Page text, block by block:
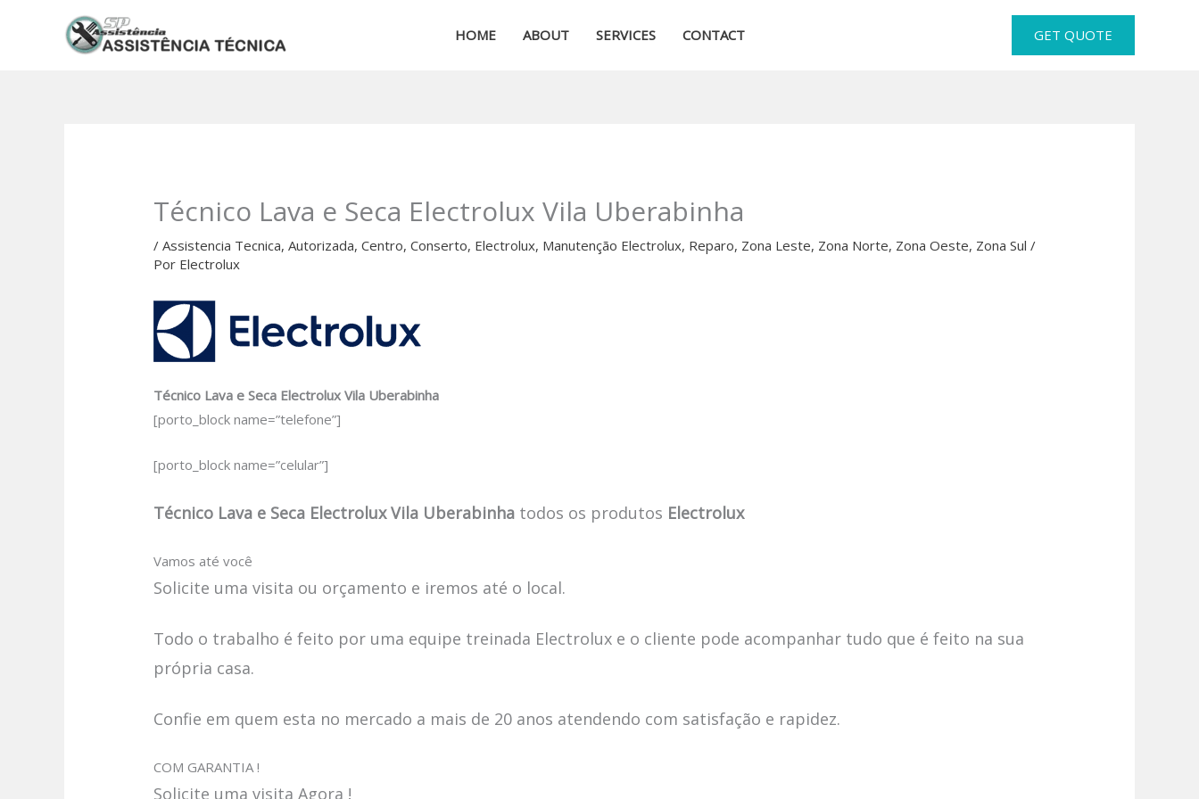
HOME ABOUT SERVICES CONTACT GET QUOTE
Técnico Lava e Seca Electrolux Vila Uberabinha
/Assistencia Tecnica,Autorizada,Centro,Conserto, Electrolux, Manutenção Electrolux, Reparo, Zona Leste, Zona Norte, Zona Oeste, Zona Sul /
Por Electrolux
Técnico Lava e Seca Electrolux Vila Uberabinha
[porto_block name=”telefone”]
[porto_block name=”celular”]
Técnico Lava e Seca Electrolux Vila Uberabinha todos os produtos Electrolux
Vamos até você
Solicite uma visita ou orçamento e iremos até o local.
Todo o trabalho é feito por uma equipe treinada Electrolux e o cliente pode acompanhar tudo que é feito na sua
própria casa.
Confie em quem esta no mercado a mais de 20 anos atendendo com satisfação e rapidez.
COM GARANTIA !
Solicite uma visita Agora !